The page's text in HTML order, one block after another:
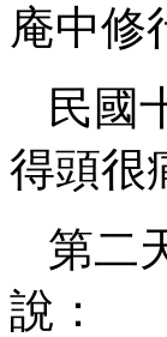
庵中修
民國
得頭很
第二
說：